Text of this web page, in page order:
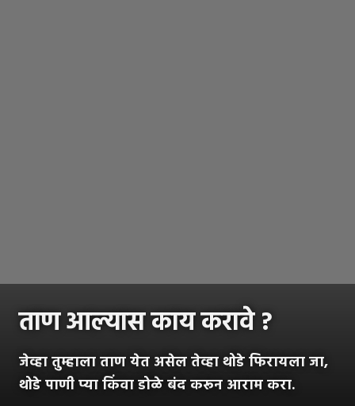
ताण आल्यास काय करावे ?
जेव्हा तुम्हाला ताण येत असेल तेव्हा थोडे फिरायला जा,
थोडे पाणी प्या किंवा डोळे बंद करून आराम करा.